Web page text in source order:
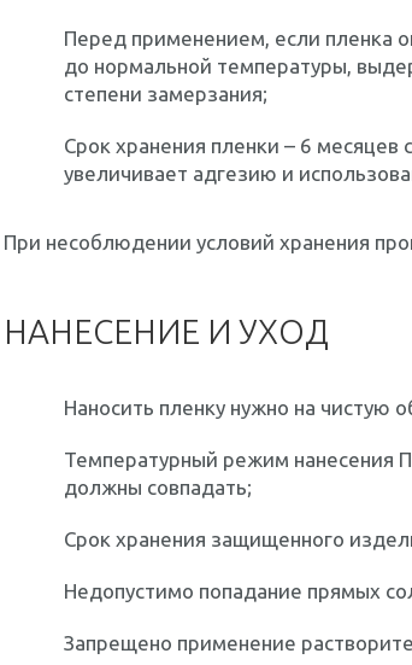
Перед применением, если пленка
до нормальной температуры,
степени замерзания;
Срок хранения пленки – 6 месяцев
увеличивает адгезию и
При несоблюдении условий хранения
НАНЕСЕНИЕ И УХОД
Наносить пленку нужно на чистую
Температурный режим нанесения
должны совпадать;
Срок хранения защищенного
Недопустимо попадание прямых
Запрещено применение